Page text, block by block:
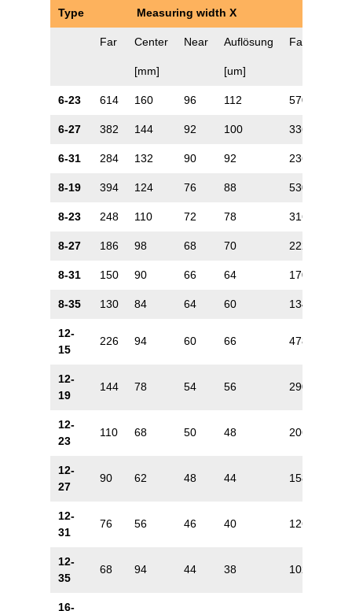
Type Measuring width X
Far Center Near Auflösung Far
[mm] [um]
6-23 614 160 96 112 570
6-27 382 144 92 100 336
6-31 284 132 90 92 236
8-19 394 124 76 88 530
8-23 248 110 72 78 316
8-27 186 98 68 70 222
8-31 150 90 66 64 170
8-35 130 84 64 60 134
12-
15
226 94 60 66 478
12-
19
144 78 54 56 290
12-
23
110 68 50 48 206
12-
27
90 62 48 44 158
12-
31
76 56 46 40 126
12-
35
68 94 44 38 102
16-